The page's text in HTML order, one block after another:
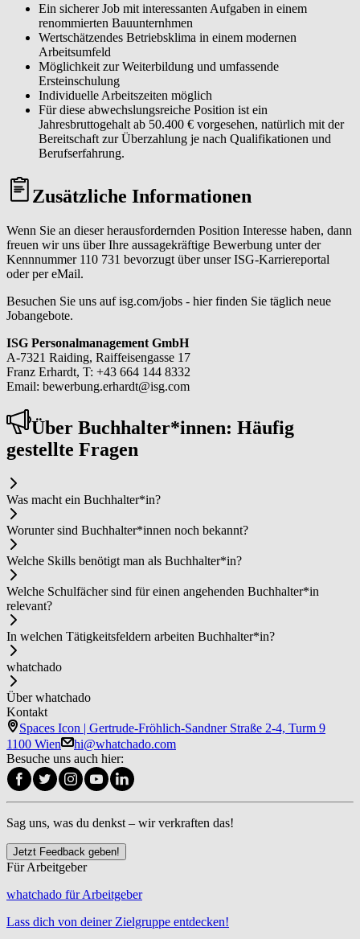
Ein sicherer Job mit interessanten Aufgaben in einem
renommierten Bauunternhmen
Wertschätzendes Betriebsklima in einem modernen
Arbeitsumfeld
Möglichkeit zur Weiterbildung und umfassende
Ersteinschulung
Individuelle Arbeitszeiten möglich
Für diese abwechslungsreiche Position ist ein
Jahresbruttogehalt ab 50.400 € vorgesehen, natürlich mit der
Bereitschaft zur Überzahlung je nach Qualifikationen und
Berufserfahrung.
Zusätzliche Informationen
Wenn Sie an dieser herausfordernden Position Interesse haben, dann
freuen wir uns über Ihre aussagekräftige Bewerbung unter der
Kennnummer 110 731 bevorzugt über unser ISG-Karriereportal
oder per eMail.
Besuchen Sie uns auf isg.com/jobs - hier finden Sie täglich neue
Jobangebote.
ISG Personalmanagement GmbH
A-7321 Raiding, Raiffeisengasse 17
Franz Erhardt, T: +43 664 144 8332
Email: bewerbung.erhardt@isg.com
Über Buch­hal­ter*in­nen: Häufig
gestellte Fragen
Was macht ein Buch­hal­ter*in?
Worunter sind Buch­hal­ter*in­nen noch bekannt?
Welche Skills benötigt man als Buch­hal­ter*in?
Welche Schulfächer sind für einen angehenden Buch­hal­ter*in
relevant?
In welchen Tätigkeitsfeldern arbeiten Buch­hal­ter*in?
whatchado
Über whatchado
Kontakt
Spaces Icon | Gertrude-Fröhlich-Sandner Straße 2-4, Turm 9
1100 Wien
hi@whatchado.com
Besuche uns auch hier:
Sag uns, was du denkst – wir verkraften das!
Jetzt Feedback geben!
Für Arbeitgeber
whatchado für Arbeitgeber
Lass dich von deiner Zielgruppe entdecken!